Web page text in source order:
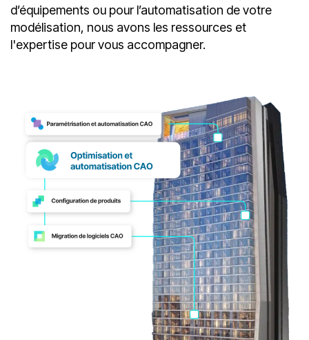
Renforcez votre équipe avec nos compétences ou
confiez-nous vos projets clés en main. Que ce soit
pour le développement de produits, de projets,